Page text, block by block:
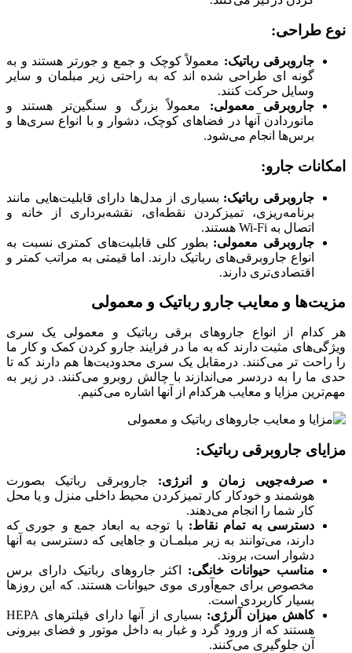
نوع طراحی:
جاروبرقی رباتیک: معمولاً کوچک و جمع و جورتر هستند و به
گونه‌ ای طراحی شده‌ اند که به راحتی زیر مبلمان و سایر
وسایل حرکت کنند.
جاروبرقی معمولی: معمولاً بزرگ و سنگین‌تر هستند و
مانوردادن آنها در فضاهای کوچک، دشوار و با انواع سری‌ها و
برس‌ها انجام می‌شود.
امکانات جارو:
جاروبرقی رباتیک: بسیاری از مدل‌ها دارای قابلیت‌هایی مانند
برنامه‌ریزی، تمیزکردن نقطه‌ای، نقشه‌برداری از خانه و
اتصال به Wi-Fi هستند.
جاروبرقی معمولی: بطور کلی قابلیت‌های کمتری نسبت به
انواع جاروبرقی‌های رباتیک دارند. اما قیمتی به مراتب کمتر و
اقتصادی‌تری دارند.
مزیت‌ها و معایب جارو رباتیک و معمولی
هر کدام از انواع جاروهای برقی رباتیک و معمولی یک سری
ویژگی‌های مثبت دارند که به ما در فرایند جارو کردن کمک و کار ما
را راحت تر می‌کنند. درمقابل یک سری محدودیت‌ها هم دارند که تا
حدی ما را به دردسر می‌اندازند با چالش روبرو می‌کنند. در زیر به
مهم‌ترین مزایا و معایب هرکدام از آنها اشاره می‌کنیم.
مزایای جاروبرقی رباتیک:
صرفه‌جویی زمان و انرژی: جاروبرقی رباتیک بصورت
هوشمند و خودکار کار تمیزکردن محیط داخلی منزل و یا محل
کار شما را انجام می‌دهند.
دسترسی به تمام نقاط: با توجه به ابعاد جمع و جوری که
دارند، می‌توانند به زیر مبلمـان و جاهایی که دسترسی به آنها
دشوار است، بروند.
مناسب حیوانات خانگی: اکثر جاروهای رباتیک دارای برس‌
مخصوص برای جمع‌آوری موی حیوانات هستند. که این روزها
بسیار کاربردی است.
کاهش میزان آلرژی:
بسیاری از آنها دارای فیلترهای HEPA
هستند که از ورود گرد و غبار به داخل موتور و فضای بیرونی
آن جلوگیری می‌کنند.